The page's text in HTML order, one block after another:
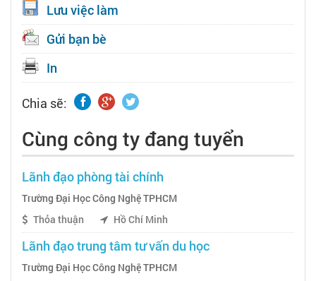
Lưu việc làm
Gửi bạn bè
In
Chia sẽ:
Cùng công ty đang tuyển
Lãnh đạo phòng tài chính
Trường Đại Học Công Nghệ TPHCM
Thỏa thuận
Hồ Chí Minh
Lãnh đạo trung tâm tư vấn du học
Trường Đại Học Công Nghệ TPHCM